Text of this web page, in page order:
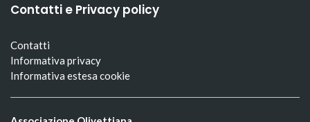
Contatti e Privacy policy
Contatti
Informativa privacy
Informativa estesa cookie